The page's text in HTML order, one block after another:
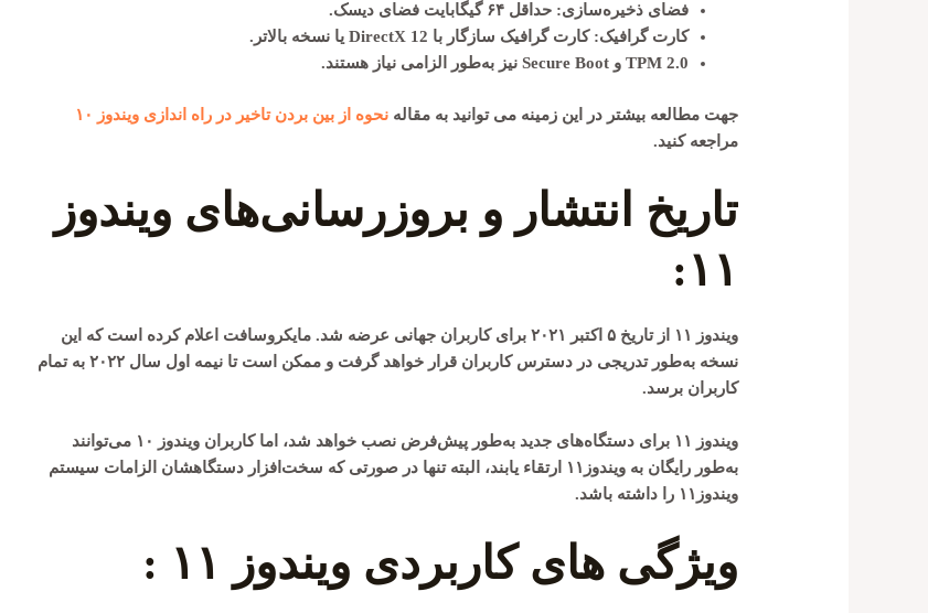
فضای ذخیره‌سازی: حداقل ۶۴ گیگابایت فضای دیسک.
کارت گرافیک: کارت گرافیک سازگار با DirectX 12 یا نسخه بالاتر.
TPM 2.0 وSecure Boot نیز به‌طور الزامی نیاز هستند.
جهت مطالعه بیشتر در این زمینه می توانید به مقالهنحوه از بین بردن تاخیر در راه اندازی ویندوز ۱۰
مراجعه کنید.
تاریخ انتشار و بروزرسانی‌های ویندوز
۱۱:
ویندوز ۱۱ از تاریخ ۵ اکتبر ۲۰۲۱ برای کاربران جهانی عرضه شد. مایکروسافت اعلام کرده است که این
نسخه به‌طور تدریجی در دسترس کاربران قرار خواهد گرفت و ممکن است تا نیمه اول سال ۲۰۲۲ به تمام
کاربران برسد.
ویندوز ۱۱ برای دستگاه‌های جدید به‌طور پیش‌فرض نصب خواهد شد، اما کاربران ویندوز ۱۰ می‌توانند
به‌طور رایگان به ویندوز۱۱ ارتقاء یابند، البته تنها در صورتی که سخت‌افزار دستگاهشان الزامات سیستم
ویندوز۱۱ را داشته باشد.
ویژگی های کاربردی ویندوز ۱۱ :